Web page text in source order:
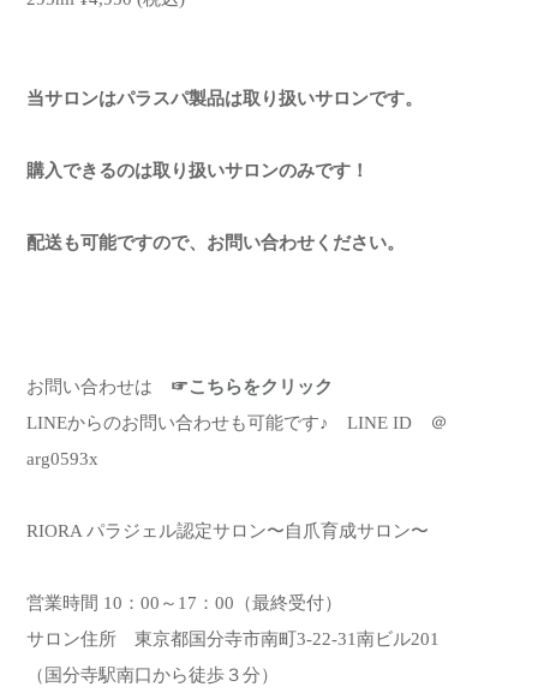
当サロンはパラスパ製品は取り扱いサロンです。
購入できるのは取り扱いサロンのみです！
配送も可能ですので、お問い合わせください。
お問い合わせは
☞こちらをクリック
LINEからのお問い合わせも可能です♪ LINE ID ＠
arg0593x
RIORA パラジェル認定サロン〜自爪育成サロン〜
営業時間 10：00～17：00（最終受付）
サロン住所 東京都国分寺市南町3-22-31南ビル201
（国分寺駅南口から徒歩３分）